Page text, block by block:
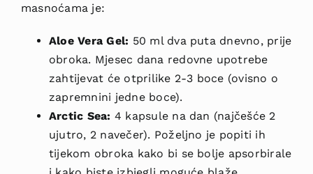
masnoćama je:
Aloe Vera Gel: 50 ml dva puta dnevno, prije
obroka. Mjesec dana redovne upotrebe
zahtijevat će otprilike 2-3 boce (ovisno o
zapremnini jedne boce).
Arctic Sea: 4 kapsule na dan (najčešće 2
ujutro, 2 navečer). Poželjno je popiti ih
tijekom obroka kako bi se bolje apsorbirale